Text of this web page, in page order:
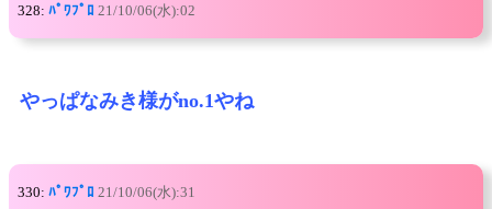
328: ﾊﾟﾜﾌﾟﾛ 21/10/06(水):02
やっぱなみき様がno.1やね
330: ﾊﾟﾜﾌﾟﾛ 21/10/06(水):31